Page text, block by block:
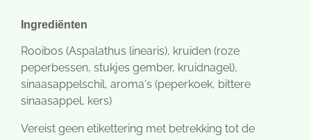
Ingrediënten
Rooibos (Aspalathus linearis), kruiden (roze
peperbessen, stukjes gember, kruidnagel),
sinaasappelschil, aroma's (peperkoek, bittere
sinaasappel, kers)
Vereist geen etikettering met betrekking tot de